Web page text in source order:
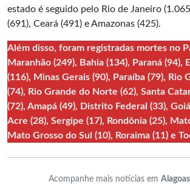
estado é seguido pelo Rio de Janeiro
(691), Ceará (491) e Amazonas (425).
Além disso, foram registradas mortes no
Maranhão (249), Bahia (134), Paraná (94),
(116), Minas Gerais (90), Paraíba (79), Rio
(74), Rio Grande do Norte (62), Santa
(72), Amapá (49), Distrito Federal (33),
Acre (28), Sergipe (17), Rondônia (25),
Mato Grosso do Sul (10), Roraima (11) e
Acompanhe mais notícias em